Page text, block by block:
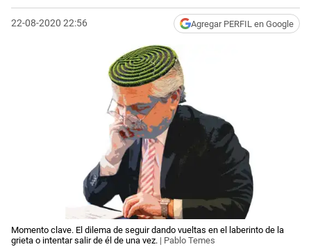
22-08-2020 22:56 Agregar PERFIL en Google
Momento clave. El dilema de seguir dando vueltas en el laberinto de la
grieta o intentar salir de él de una vez. | Pablo Temes